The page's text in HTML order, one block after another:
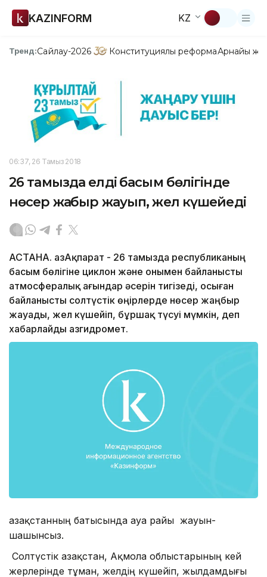
KAZINFORM KZ
Тренд:Сайлау-2026 Конституциялық реформаАрнайы
06:37, 26 Тамыз 2018
26 тамызда елдің басым бөлігінде
нөсер жаңбыр жауып, жел күшейеді
АСТАНА. ҚазАқпарат - 26 тамызда республиканың
басым бөлігіне циклон және онымен байланысты
атмосфералық ағындар әсерін тигізеді, осыған
байланысты солтүстік өңірлерде нөсер жаңбыр
жауады, жел күшейіп, бұршақ түсуі мүмкін, деп
хабарлайды Қазгидромет.
Қазақстанның батысында ауа райы жауын-
шашынсыз.
Солтүстік Қазақстан, Ақмола облыстарының кей
жерлерінде тұман, желдің күшейіп, жылдамдығы